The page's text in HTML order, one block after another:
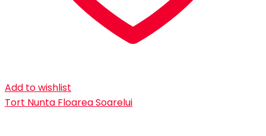
Add to wishlist
Tort Nunta Floarea Soarelui